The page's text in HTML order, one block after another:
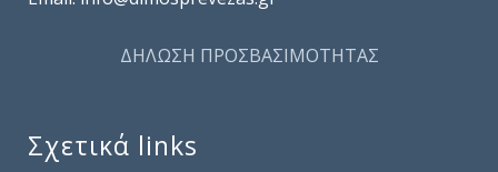
ΔΗΛΩΣΗ ΠΡΟΣΒΑΣΙΜΟΤΗΤΑΣ
Σχετικά links